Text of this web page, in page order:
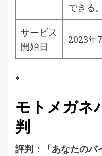
できる。
サービス
開始日
2023年
*
モトメガネ
判
評判：「あなたのバ